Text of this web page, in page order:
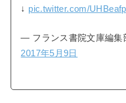
↓ pic.twitter.com/
— フランス書院文庫編集
2017年5月9日